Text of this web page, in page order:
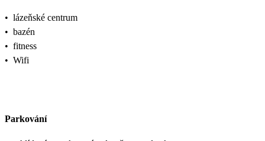
• lázeňské centrum
• bazén
• fitness
• Wifi
Parkování